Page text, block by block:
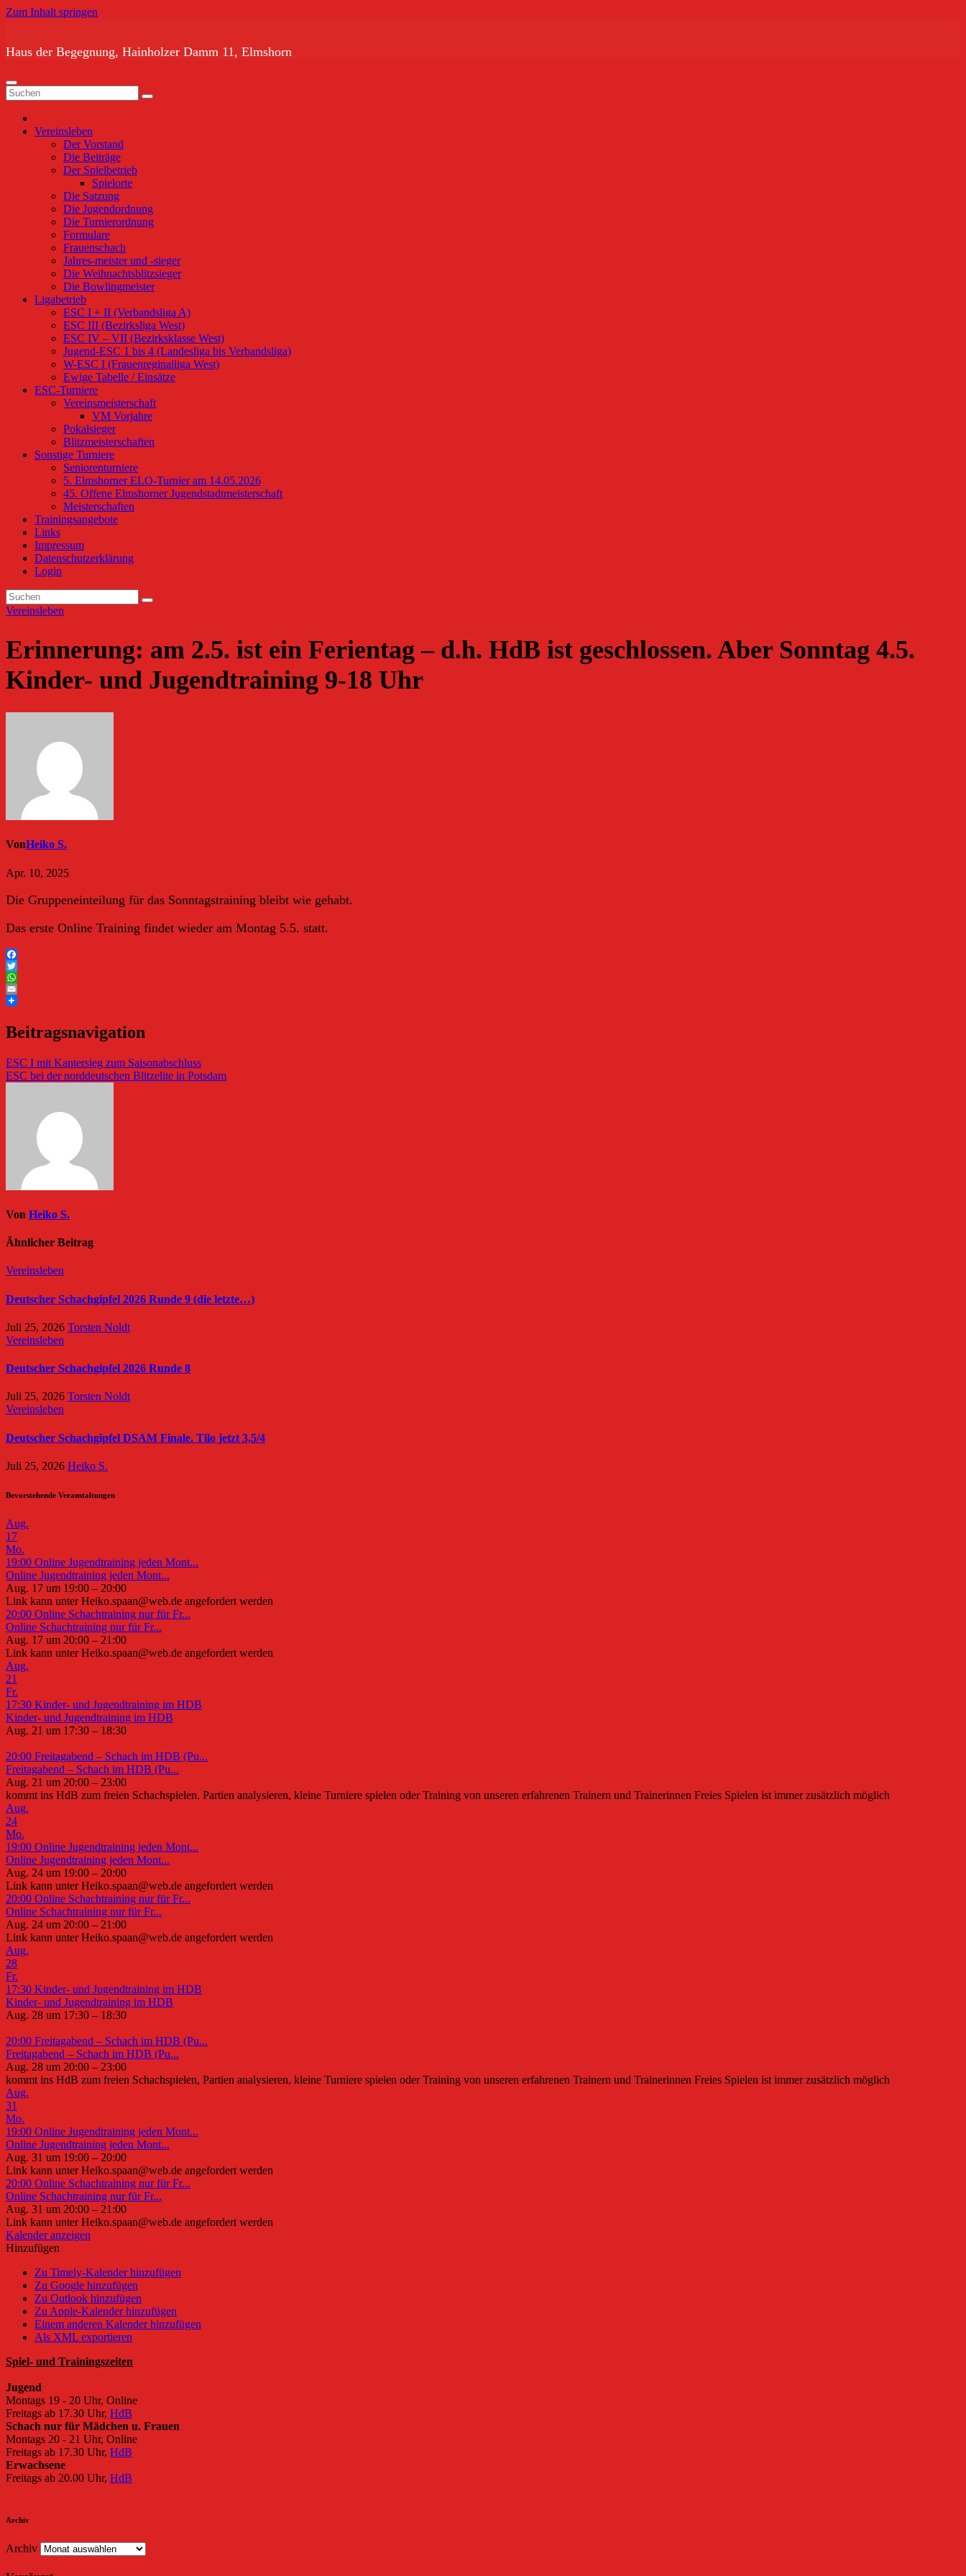
Zum Inhalt springen
Haus der Begegnung, Hainholzer Damm 11, Elmshorn
Vereinsleben
Der Vorstand
Die Beiträge
Der Spielbetrieb
Spielorte
Die Satzung
Die Jugendordnung
Die Turnierordnung
Formulare
Frauenschach
Jahres-meister und -sieger
Die Weihnachtsblitzsieger
Die Bowlingmeister
Ligabetrieb
ESC I + II (Verbandsliga A)
ESC III (Bezirksliga West)
ESC IV – VII (Bezirksklasse West)
Jugend-ESC 1 bis 4 (Landesliga bis Verbandsliga)
W-ESC I (Frauenreginalliga West)
Ewige Tabelle / Einsätze
ESC-Turniere
Vereinsmeisterschaft
VM Vorjahre
Pokalsieger
Blitzmeisterschaften
Sonstige Turniere
Seniorenturniere
5. Elmshorner ELO-Turnier am 14.05.2026
45. Offene Elmshorner Jugendstadtmeisterschaft
Meisterschaften
Trainingsangebote
Links
Impressum
Datenschutzerklärung
Login
Vereinsleben
Erinnerung: am 2.5. ist ein Ferientag – d.h. HdB ist geschlossen. Aber Sonntag 4.5.
Kinder- und Jugendtraining 9-18 Uhr
VonHeiko S.
Apr. 10, 2025
Die Gruppeneinteilung für das Sonntagstraining bleibt wie gehabt.
Das erste Online Training findet wieder am Montag 5.5. statt.
Facebook
Twitter
WhatsApp
Email
Beitragsnavigation
ESC I mit Kantersieg zum Saisonabschluss
ESC bei der norddeutschen Blitzelite in Potsdam
Von Heiko S.
Ähnlicher Beitrag
Vereinsleben
Deutscher Schachgipfel 2026 Runde 9 (die letzte…)
Juli 25, 2026 Torsten Noldt
Vereinsleben
Deutscher Schachgipfel 2026 Runde 8
Juli 25, 2026 Torsten Noldt
Vereinsleben
Deutscher Schachgipfel DSAM Finale. Tilo jetzt 3,5/4
Juli 25, 2026 Heiko S.
Bevorstehende Veranstaltungen
Aug.
17
Mo.
19:00 Online Jugendtraining jeden Mont...
Online Jugendtraining jeden Mont...
Aug. 17 um 19:00 – 20:00
Link kann unter Heiko.spaan@web.de angefordert werden
20:00 Online Schachtraining nur für Fr...
Online Schachtraining nur für Fr...
Aug. 17 um 20:00 – 21:00
Link kann unter Heiko.spaan@web.de angefordert werden
Aug.
21
Fr.
17:30 Kinder- und Jugendtraining im HDB
Kinder- und Jugendtraining im HDB
Aug. 21 um 17:30 – 18:30
20:00 Freitagabend – Schach im HDB (Pu...
Freitagabend – Schach im HDB (Pu...
Aug. 21 um 20:00 – 23:00
kommt ins HdB zum freien Schachspielen, Partien analysieren, kleine Turniere spielen oder Training von unseren erfahrenen Trainern und Trainerinnen Freies Spielen ist immer zusätzlich möglich
Aug.
24
Mo.
19:00 Online Jugendtraining jeden Mont...
Online Jugendtraining jeden Mont...
Aug. 24 um 19:00 – 20:00
Link kann unter Heiko.spaan@web.de angefordert werden
20:00 Online Schachtraining nur für Fr...
Online Schachtraining nur für Fr...
Aug. 24 um 20:00 – 21:00
Link kann unter Heiko.spaan@web.de angefordert werden
Aug.
28
Fr.
17:30 Kinder- und Jugendtraining im HDB
Kinder- und Jugendtraining im HDB
Aug. 28 um 17:30 – 18:30
20:00 Freitagabend – Schach im HDB (Pu...
Freitagabend – Schach im HDB (Pu...
Aug. 28 um 20:00 – 23:00
kommt ins HdB zum freien Schachspielen, Partien analysieren, kleine Turniere spielen oder Training von unseren erfahrenen Trainern und Trainerinnen Freies Spielen ist immer zusätzlich möglich
Aug.
31
Mo.
19:00 Online Jugendtraining jeden Mont...
Online Jugendtraining jeden Mont...
Aug. 31 um 19:00 – 20:00
Link kann unter Heiko.spaan@web.de angefordert werden
20:00 Online Schachtraining nur für Fr...
Online Schachtraining nur für Fr...
Aug. 31 um 20:00 – 21:00
Link kann unter Heiko.spaan@web.de angefordert werden
Kalender anzeigen
Hinzufügen
Zu Timely-Kalender hinzufügen
Zu Google hinzufügen
Zu Outlook hinzufügen
Zu Apple-Kalender hinzufügen
Einem anderen Kalender hinzufügen
Als XML exportieren
Spiel- und Trainingszeiten
Jugend
Montags 19 - 20 Uhr, Online
Freitags ab 17.30 Uhr, HdB
Schach nur für Mädchen u. Frauen
Montags 20 - 21 Uhr, Online
Freitags ab 17.30 Uhr, HdB
Erwachsene
Freitags ab 20.00 Uhr, HdB
Archiv
Archiv